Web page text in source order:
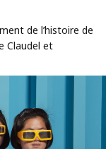
de l’histoire de
Claudel et